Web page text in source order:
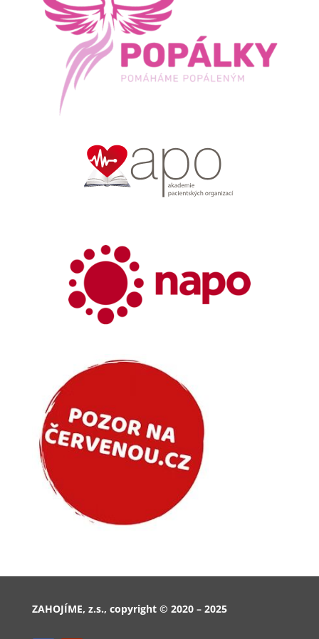
ZAHOJÍME, z.s., copyright © 2020 – 2025